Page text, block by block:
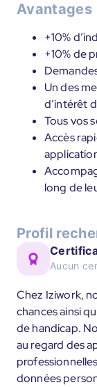
Avantages
+10%
+10% de
Un des
d’intérêt
Tous vos
Accès
long de
Profil
Aucun
Chez Iziwork,
chances ainsi
de handicap.
au regard des
données